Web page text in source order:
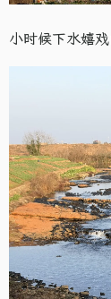
小时候下水嬉